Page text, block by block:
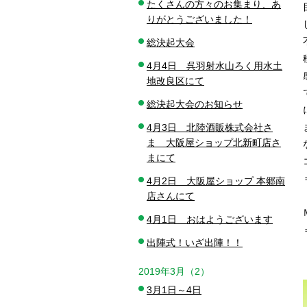
たくさんの方々のお集まり、あ
りがとうございました！
総決起大会
4月4日 呉羽射水山ろく用水土
地改良区にて
総決起大会のお知らせ
4月3日 北陸酒販株式会社さ
ま 大阪屋ショップ北新町店さ
まにて
4月2日 大阪屋ショップ 本郷南
店さんにて
4月1日 おはようございます
出陣式！いざ出陣！！
2019年3月（2）
3月1日～4日